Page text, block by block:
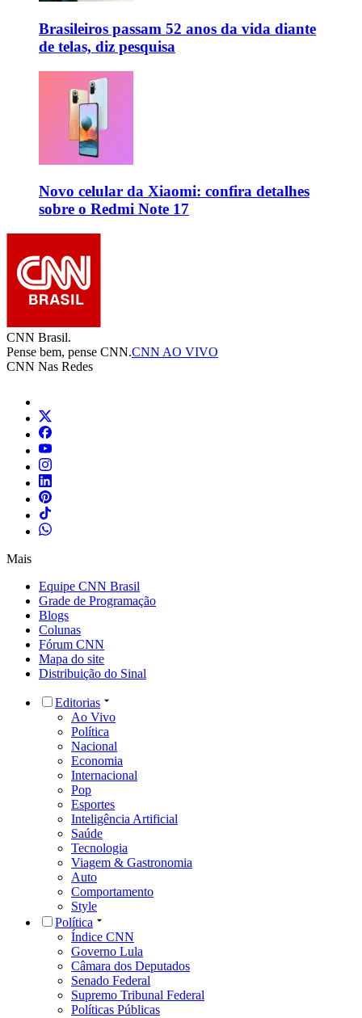
Brasileiros passam 52 anos da vida diante
de telas, diz pesquisa
Novo celular da Xiaomi: confira detalhes
sobre o Redmi Note 17
CNN Brasil.
Pense bem, pense CNN.CNN AO VIVO
CNN Nas Redes
Mais
Equipe CNN Brasil
Grade de Programação
Blogs
Colunas
Fórum CNN
Mapa do site
Distribuição do Sinal
Editorias
Ao Vivo
Política
Nacional
Economia
Internacional
Pop
Esportes
Inteligência Artificial
Saúde
Tecnologia
Viagem & Gastronomia
Auto
Comportamento
Style
Política
Índice CNN
Governo Lula
Câmara dos Deputados
Senado Federal
Supremo Tribunal Federal
Políticas Públicas